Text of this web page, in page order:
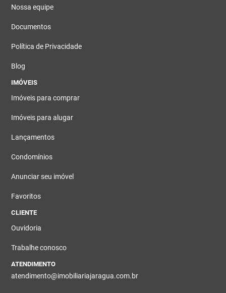
Nossa equipe
Documentos
Política de Privacidade
Blog
IMÓVEIS
Imóveis para comprar
Imóveis para alugar
Lançamentos
Condomínios
Anunciar seu imóvel
Favoritos
CLIENTE
Ouvidoria
Trabalhe conosco
ATENDIMENTO
atendimento@imobiliariajaragua.com.br